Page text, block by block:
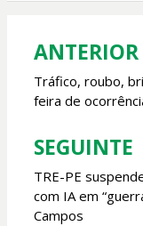
de
Post
ANTERIOR
Tráfico, roubo,
feira de
SEGUINTE
TRE-PE
com IA em
Campos